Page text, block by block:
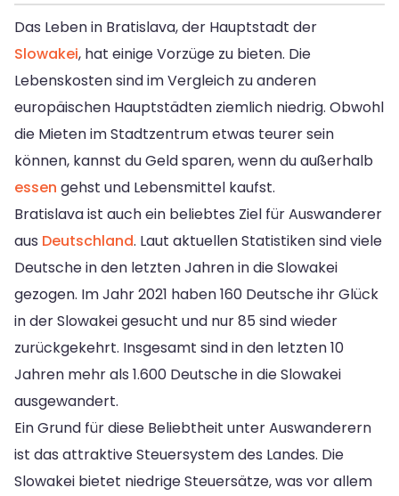
Das Leben in Bratislava, der Hauptstadt der
Slowakei, hat einige Vorzüge zu bieten. Die
Lebenskosten sind im Vergleich zu anderen
europäischen Hauptstädten ziemlich niedrig. Obwohl
die Mieten im Stadtzentrum etwas teurer sein
können, kannst du Geld sparen, wenn du außerhalb
essen gehst und Lebensmittel kaufst.
Bratislava ist auch ein beliebtes Ziel für Auswanderer
aus Deutschland. Laut aktuellen Statistiken sind viele
Deutsche in den letzten Jahren in die Slowakei
gezogen. Im Jahr 2021 haben 160 Deutsche ihr Glück
in der Slowakei gesucht und nur 85 sind wieder
zurückgekehrt. Insgesamt sind in den letzten 10
Jahren mehr als 1.600 Deutsche in die Slowakei
ausgewandert.
Ein Grund für diese Beliebtheit unter Auswanderern
ist das attraktive Steuersystem des Landes. Die
Slowakei bietet niedrige Steuersätze, was vor allem